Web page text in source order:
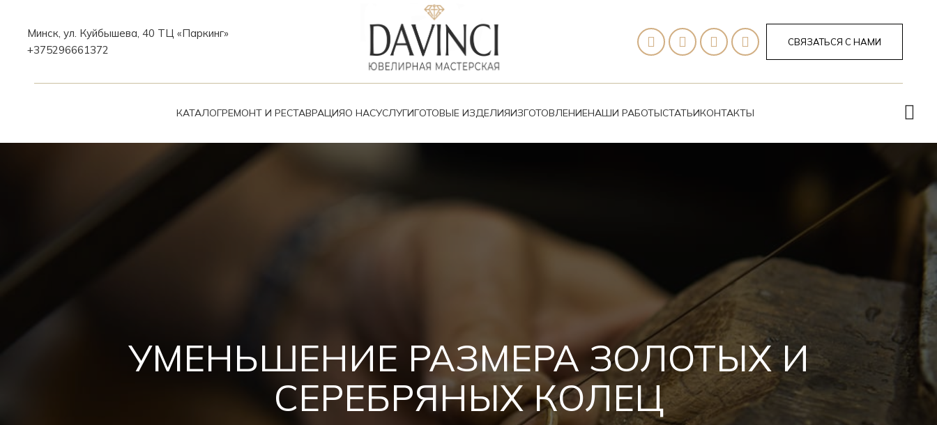
Минск, ул. Куйбышева, 40 ТЦ «Паркинг»
+375296661372
СВЯЗАТЬСЯ С НАМИ
КАТАЛОГРЕМОНТ И РЕСТАВРАЦИЯО НАСУСЛУГИГОТОВЫЕ ИЗДЕЛИЯИЗГОТОВЛЕНИЕНАШИ РАБОТЫСТАТЬИКОНТАКТЫ
УМЕНЬШЕНИЕ РАЗМЕРА ЗОЛОТЫХ И
СЕРЕБРЯНЫХ КОЛЕЦ